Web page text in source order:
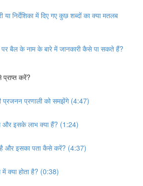
या निर्देशिका में दिए गए कुछ शब्दों का क्या मतलब
बैल के नाम के बारे में जानकारी कैसे पा सकते हैं?
करें?
प्रणाली को समझेंगे (4:47)
और इसके लाभ क्या हैं? (1:24)
और इसका पता कैसे करें? (4:37)
में क्या होता है? (0:38)